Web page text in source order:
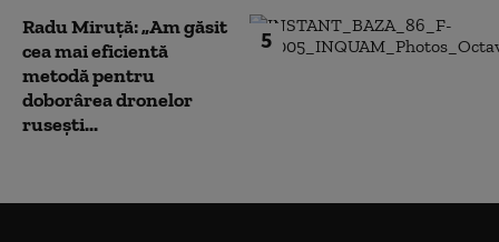
5
Radu Miruță: „Am găsit
cea mai eficientă
metodă pentru
doborârea dronelor
rusești...